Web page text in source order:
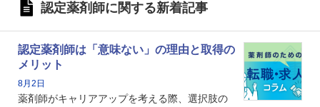
認定薬剤師に関する新着記事
認定薬剤師は「意味ない」の理由と取得の
メリット
8月2日
薬剤師がキャリアアップを考える際、選択肢の